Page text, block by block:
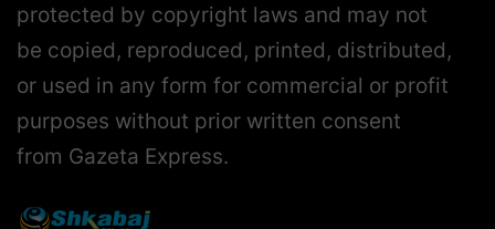
protected by copyright laws and may not
be copied, reproduced, printed, distributed,
or used in any form for commercial or profit
purposes without prior written consent
from Gazeta Express.